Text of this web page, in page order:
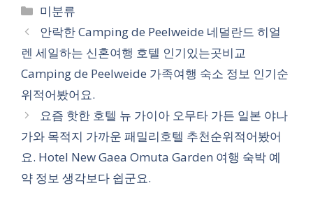
카
테
리
미분류
안락한 Camping de Peelweide 네덜란드 히얼
렌 세일하는 신혼여행 호텔 인기있는곳비교
Camping de Peelweide 가족여행 숙소 정보 인기순
위적어봤어요.
요즘 핫한 호텔 뉴 가이아 오무타 가든 일본 야나
가와 목적지 가까운 패밀리호텔 추천순위적어봤어
요. Hotel New Gaea Omuta Garden 여행 숙박 예
약 정보 생각보다 쉽군요.